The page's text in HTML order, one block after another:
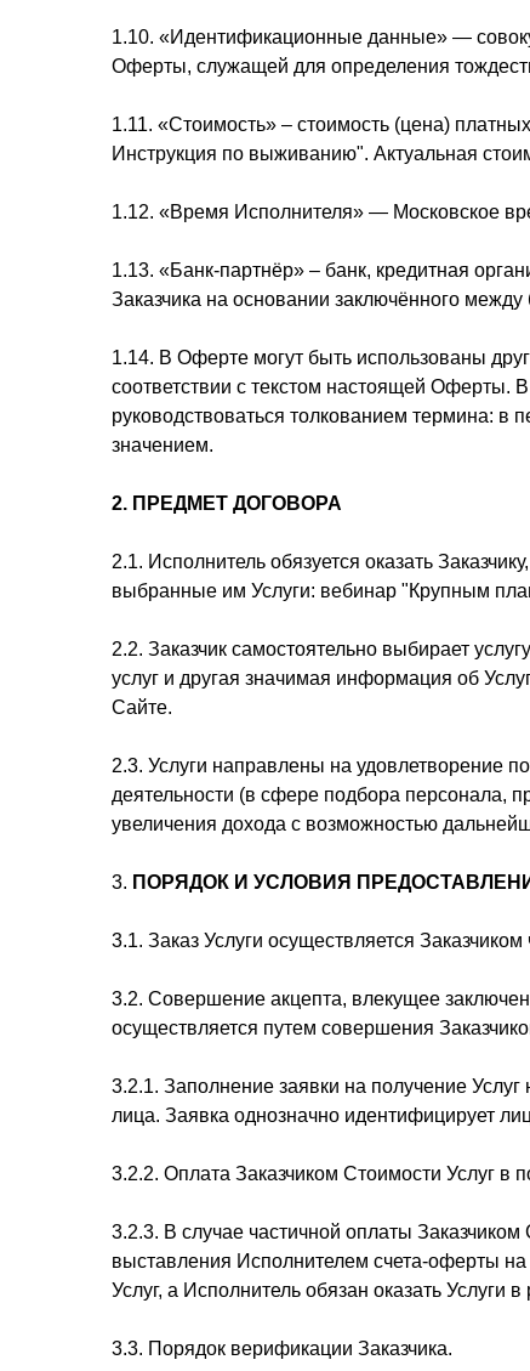
1.10. «Идентификационные данные» —
Оферты, служащей для определения
1.11. «Стоимость» – стоимость (цена)
Инструкция по выживанию". Актуальная
1.12. «Время Исполнителя» — Московское
1.13. «Банк-партнёр» – банк, кредитная
Заказчика на основании заключённого
1.14. В Оферте могут быть использованы
соответствии с текстом настоящей Оферты.
руководствоваться толкованием термина:
значением.
2. ПРЕДМЕТ ДОГОВОРА
2.1. Исполнитель обязуется оказать
выбранные им Услуги: вебинар "Крупным
2.2. Заказчик самостоятельно выбирает
услуг и другая значимая информация об
Сайте.
2.3. Услуги направлены на удовлетворение
деятельности (в сфере подбора персонала,
увеличения дохода с возможностью
3. ПОРЯДОК И УСЛОВИЯ
3.1. Заказ Услуги осуществляется Заказчиком
3.2. Совершение акцепта, влекущее
осуществляется путем совершения
3.2.1. Заполнение заявки на получение
лица. Заявка однозначно идентифицирует
3.2.2. Оплата Заказчиком Стоимости Услуг в
3.2.3. В случае частичной оплаты
выставления Исполнителем счета-оферты на
Услуг, а Исполнитель обязан оказать Услуги
3.3. Порядок верификации Заказчика.